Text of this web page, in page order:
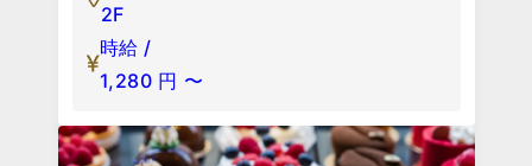
2F
時給 /
1,280 円 〜